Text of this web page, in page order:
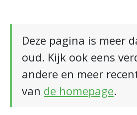
Deze pagina is meer
oud. Kijk ook eens
andere en meer
van de homepage.